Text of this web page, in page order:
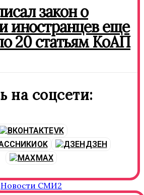
закон о
иностранцев еще
20 статьям КоАП
на соцсети:
VK
OK
ДЗЕН
MAX
Новости СМИ2